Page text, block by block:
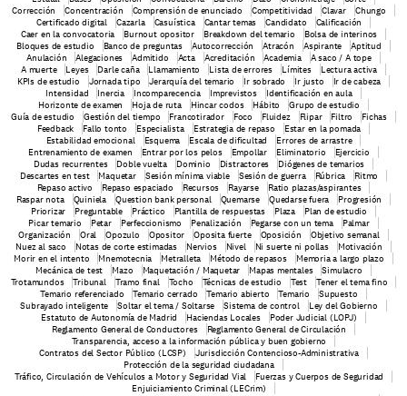
Corrección
Concentración Comprensión de enunciado Competitividad Clavar
Chungo
Certificado digital
Cazarla Casuística Cantar temas Candidato
Calificación
Caer en la convocatoria
Burnout opositor Breakdown del temario
Bolsa de interinos
Bloques de estudio
Banco de preguntas Autocorrección Atracón Aspirante
Aptitud
Anulación
Alegaciones Admitido Acta Acreditación Academia
A saco / A tope
A muerte
Leyes Darle caña Llamamiento Lista de errores Límites
Lectura activa
KPIs de estudio
Jornada tipo Jerarquía del temario Ir sobrado Ir justo
Ir de cabeza
Intensidad
Inercia Incomparecencia Imprevistos
Identificación en aula
Horizonte de examen
Hoja de ruta Hincar codos Hábito
Grupo de estudio
Guía de estudio
Gestión del tiempo Francotirador Foco Fluidez Flipar Filtro
Fichas
Feedback
Fallo tonto Especialista Estrategia de repaso
Estar en la pomada
Estabilidad emocional
Esquema Escala de dificultad
Errores de arrastre
Entrenamiento de examen
Entrar por los pelos Empollar Eliminatorio
Ejercicio
Dudas recurrentes
Doble vuelta Dominio Distractores
Diógenes de temarios
Descartes en test
Maquetar Sesión mínima viable Sesión de guerra Rúbrica
Ritmo
Repaso activo
Repaso espaciado Recursos Rayarse
Ratio plazas/aspirantes
Raspar nota
Quiniela Question bank personal Quemarse Quedarse fuera
Progresión
Priorizar
Preguntable Práctico Plantilla de respuestas Plaza
Plan de estudio
Picar temario
Petar Perfeccionismo Penalización Pegarse con un tema
Palmar
Organización
Oral Opozulo Opositor Oposita fuerte Oposición
Objetivo semanal
Nuez al saco
Notas de corte estimadas Nervios Nivel Ni suerte ni pollas
Motivación
Morir en el intento
Mnemotecnia Metralleta Método de repasos
Memoria a largo plazo
Mecánica de test
Mazo Maquetación / Maquetar Mapas mentales
Simulacro
Trotamundos
Tribunal Tramo final Tocho Técnicas de estudio Test
Tener el tema fino
Temario referenciado
Temario cerrado Temario abierto Temario
Supuesto
Subrayado inteligente
Soltar el tema / Soltarse Sistema de control
Ley del Gobierno
Estatuto de Autonomía de Madrid
Haciendas Locales
Poder Judicial (LOPJ)
Reglamento General de Conductores
Reglamento General de Circulación
Transparencia, acceso a la información pública y buen gobierno
Contratos del Sector Público (LCSP)
Jurisdicción Contencioso-Administrativa
Protección de la seguridad ciudadana
Tráfico, Circulación de Vehículos a Motor y Seguridad Vial
Fuerzas y Cuerpos de Seguridad
Enjuiciamiento Criminal (LECrim)